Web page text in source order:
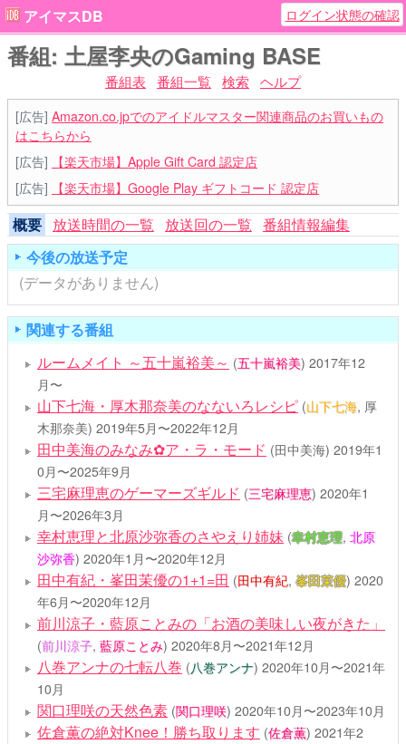
アイマスDB ログイン状態の確認
番組: 土屋李央のGaming BASE
番組表 番組一覧 検索 ヘルプ
[広告] Amazon.co.jpでのアイドルマスター関連商品のお買いもの
はこちらから
[広告]
【楽天市場】Apple Gift Card 認定店
[広告]
【楽天市場】Google Play ギフトコード 認定店
概要 放送時間の一覧 放送回の一覧 番組情報編集
今後の放送予定
(データがありません)
関連する番組
ルームメイト ～五十嵐裕美～ (五十嵐裕美) 2017年12
月〜
山下七海・厚木那奈美のなないろレシピ (山下七海, 厚
木那奈美) 2019年5月〜2022年12月
田中美海のみなみ✿ア・ラ・モード (田中美海) 2019年1
0月〜2025年9月
三宅麻理恵のゲーマーズギルド (三宅麻理恵) 2020年1
月〜2026年3月
幸村恵理と北原沙弥香のさやえり姉妹 (幸村恵理, 北原
沙弥香) 2020年1月〜2020年12月
田中有紀・峯田茉優の1+1=田 (田中有紀,峯田茉優) 2020
年6月〜2020年12月
前川涼子・藍原ことみの「お酒の美味しい夜がきた」
(前川涼子, 藍原ことみ) 2020年8月〜2021年12月
八巻アンナの七転八巻 (八巻アンナ) 2020年10月〜2021年
10月
関口理咲の天然色素 (関口理咲) 2020年10月〜2023年10月
佐倉薫の絶対Knee！勝ち取ります (佐倉薫) 2021年2